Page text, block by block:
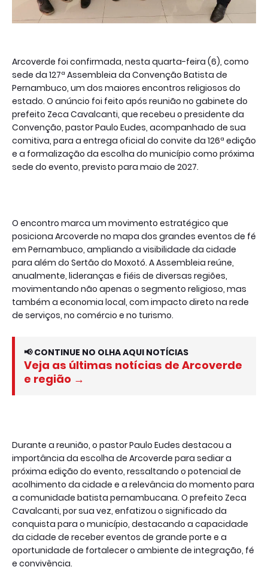
Arcoverde foi confirmada, nesta quarta-feira (6), como
sede da 127ª Assembleia da Convenção Batista de
Pernambuco, um dos maiores encontros religiosos do
estado. O anúncio foi feito após reunião no gabinete do
prefeito Zeca Cavalcanti, que recebeu o presidente da
Convenção, pastor Paulo Eudes, acompanhado de sua
comitiva, para a entrega oficial do convite da 126ª edição
e a formalização da escolha do município como próxima
sede do evento, previsto para maio de 2027.
O encontro marca um movimento estratégico que
posiciona Arcoverde no mapa dos grandes eventos de fé
em Pernambuco, ampliando a visibilidade da cidade
para além do Sertão do Moxotó. A Assembleia reúne,
anualmente, lideranças e fiéis de diversas regiões,
movimentando não apenas o segmento religioso, mas
também a economia local, com impacto direto na rede
de serviços, no comércio e no turismo.
📢 CONTINUE NO OLHA AQUI NOTÍCIAS
Veja as últimas notícias de Arcoverde
e região →
Durante a reunião, o pastor Paulo Eudes destacou a
importância da escolha de Arcoverde para sediar a
próxima edição do evento, ressaltando o potencial de
acolhimento da cidade e a relevância do momento para
a comunidade batista pernambucana. O prefeito Zeca
Cavalcanti, por sua vez, enfatizou o significado da
conquista para o município, destacando a capacidade
da cidade de receber eventos de grande porte e a
oportunidade de fortalecer o ambiente de integração, fé
e convivência.